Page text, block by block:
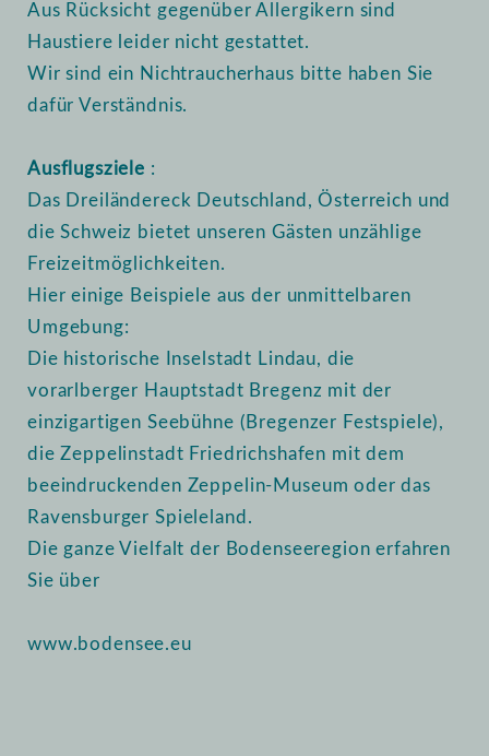
Aus Rücksicht gegenüber Allergikern sind
Haustiere leider nicht gestattet.
Wir sind ein Nichtraucherhaus bitte haben Sie
dafür Verständnis.
Ausflugsziele :
Das Dreiländereck Deutschland, Österreich und
die Schweiz bietet unseren Gästen unzählige
Freizeitmöglichkeiten.
Hier einige Beispiele aus der unmittelbaren
Umgebung:
Die historische Inselstadt Lindau, die
vorarlberger Hauptstadt Bregenz mit der
einzigartigen Seebühne (Bregenzer Festspiele),
die Zeppelinstadt Friedrichshafen mit dem
beeindruckenden Zeppelin-Museum oder das
Ravensburger Spieleland.
Die ganze Vielfalt der Bodenseeregion erfahren
Sie über
www.bodensee.eu